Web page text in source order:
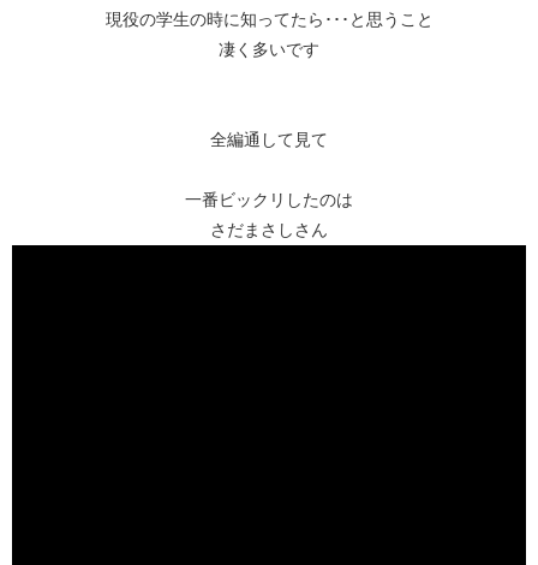
現役の学生の時に知ってたら･･･と思うこと
凄く多いです
全編通して見て
一番ビックリしたのは
さだまさしさん